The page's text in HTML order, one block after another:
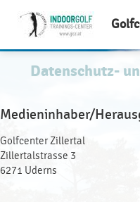
Datenschutz-
Medieninhaber/
Golfcenter Zillertal
Zillertalstrasse 3
6271 Uderns